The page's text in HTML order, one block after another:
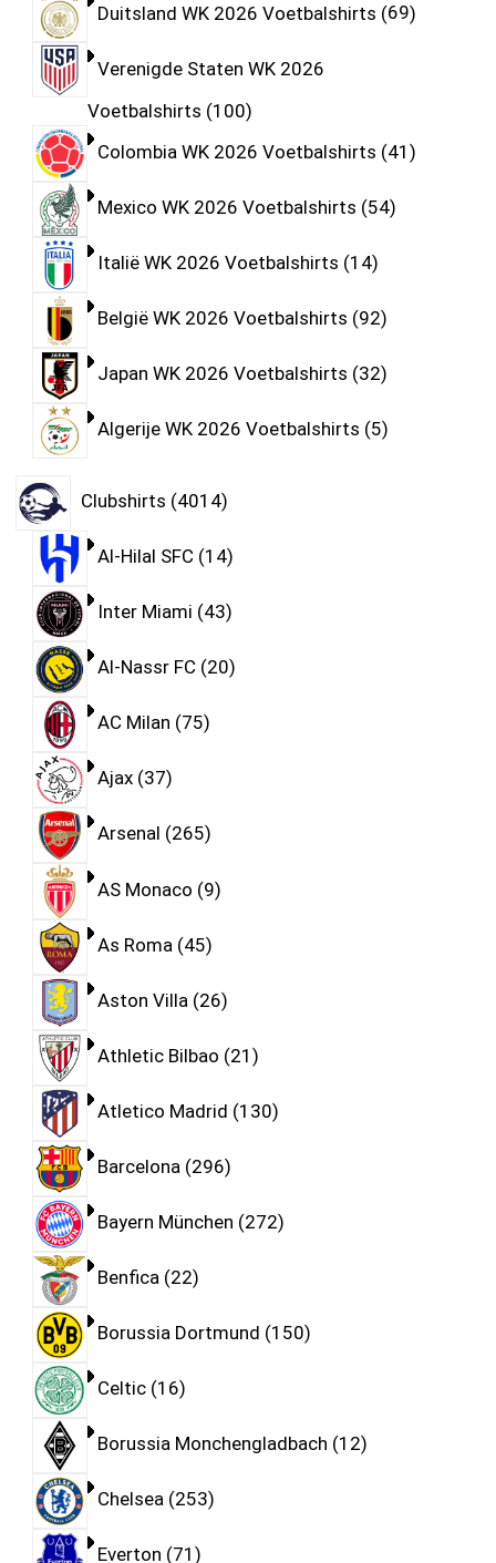
Duitsland WK 2026 Voetbalshirts 69
Verenigde Staten WK 2026
Voetbalshirts 100
Colombia WK 2026 Voetbalshirts 41
Mexico WK 2026 Voetbalshirts 54
Italië WK 2026 Voetbalshirts 14
België WK 2026 Voetbalshirts 92
Japan WK 2026 Voetbalshirts 32
Algerije WK 2026 Voetbalshirts 5
Clubshirts 4014
Al-Hilal SFC 14
Inter Miami 43
Al-Nassr FC 20
AC Milan 75
Ajax 37
Arsenal 265
AS Monaco 9
As Roma 45
Aston Villa 26
Athletic Bilbao 21
Atletico Madrid 130
Barcelona 296
Bayern München 272
Benfica 22
Borussia Dortmund 150
Celtic 16
Borussia Monchengladbach 12
Chelsea 253
Everton 71